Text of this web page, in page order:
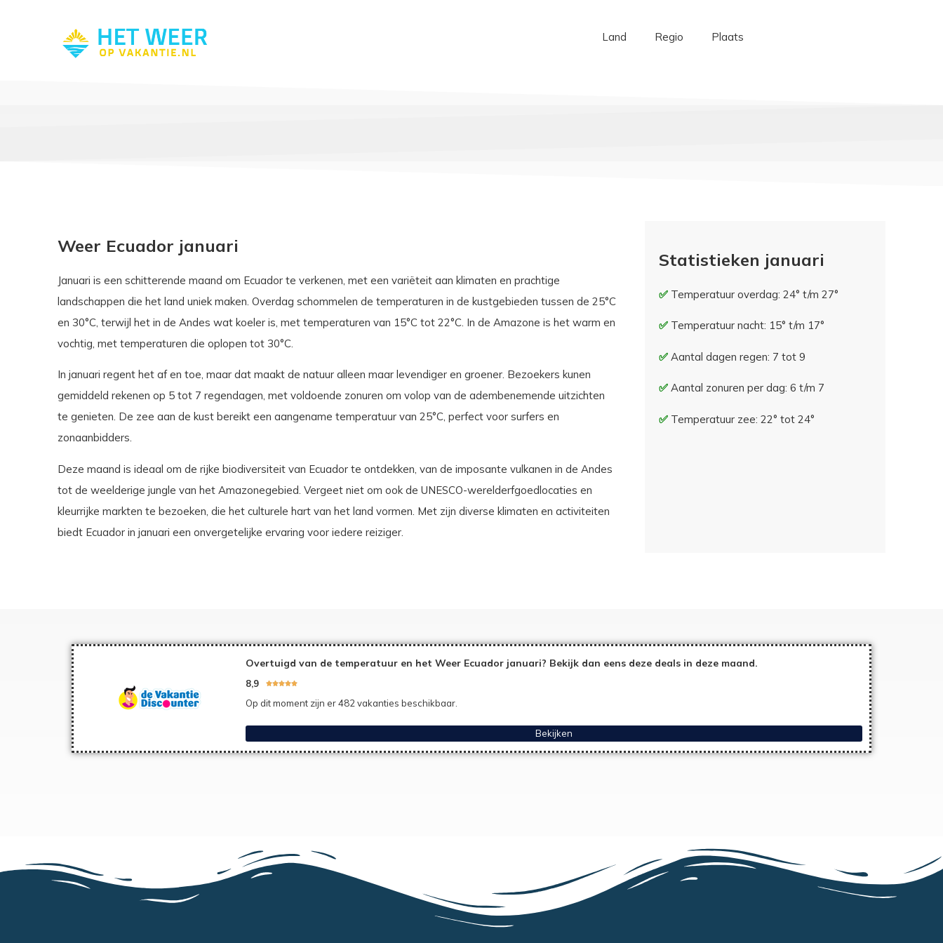
Land Regio Plaats
Weer Ecuador januari
Januari is een schitterende maand om Ecuador te verkenen, met een variëteit aan klimaten en prachtige
landschappen die het land uniek maken. Overdag schommelen de temperaturen in de kustgebieden tussen de 25°C
en 30°C, terwijl het in de Andes wat koeler is, met temperaturen van 15°C tot 22°C. In de Amazone is het warm en
vochtig, met temperaturen die oplopen tot 30°C.
In januari regent het af en toe, maar dat maakt de natuur alleen maar levendiger en groener. Bezoekers kunen
gemiddeld rekenen op 5 tot 7 regendagen, met voldoende zonuren om volop van de adembenemende uitzichten
te genieten. De zee aan de kust bereikt een aangename temperatuur van 25°C, perfect voor surfers en
zonaanbidders.
Deze maand is ideaal om de rijke biodiversiteit van Ecuador te ontdekken, van de imposante vulkanen in de Andes
tot de weelderige jungle van het Amazonegebied. Vergeet niet om ook de UNESCO-werelderfgoedlocaties en
kleurrijke markten te bezoeken, die het culturele hart van het land vormen. Met zijn diverse klimaten en activiteiten
biedt Ecuador in januari een onvergetelijke ervaring voor iedere reiziger.
Statistieken januari
Temperatuur overdag: 24° t/m 27°
Temperatuur nacht: 15° t/m 17°
Aantal dagen regen: 7 tot 9
Aantal zonuren per dag: 6 t/m 7
Temperatuur zee: 22° tot 24°
Overtuigd van de temperatuur en het Weer Ecuador januari? Bekijk dan eens deze deals in deze maand.
8,9 
Op dit moment zijn er 482 vakanties beschikbaar.
Bekijken